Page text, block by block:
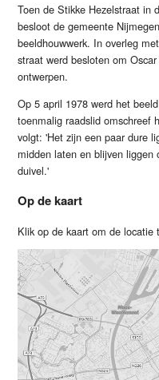
Toen de Stikke Hezelstraat in
besloot de gemeente
beeldhouwwerk. In overleg
straat werd besloten om
ontwerpen.
Op 5 april 1978 werd het
toenmalig raadslid omschreef
volgt: 'Het zijn een paar dure
midden laten en blijven liggen
duivel.'
Op de kaart
Klik op de kaart om de locatie